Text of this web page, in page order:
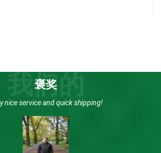
我们的
褒奖
nice service and quick shipping!